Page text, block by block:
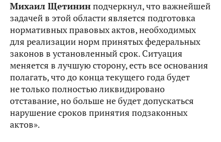
Михаил Щетининподчеркнул, что важнейшей
задачей в этой области является подготовка
нормативных правовых актов, необходимых
для реализации норм принятых федеральных
законов в установленный срок. Ситуация
меняется в лучшую сторону, есть все основания
полагать, что до конца текущего года будет
не только полностью ликвидировано
отставание, но больше не будет допускаться
нарушение сроков принятия подзаконных
актов».